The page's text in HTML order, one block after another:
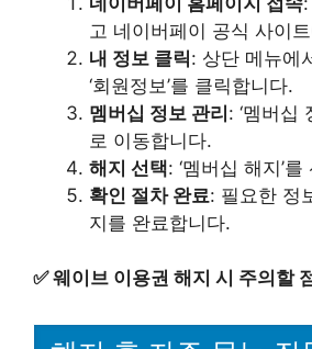
고 네이버페이 공식 사이
내 정보 클릭: 상단 메뉴에
‘회원정보’를 클릭합니다.
멤버십 정보 관리: ‘멤버십
로 이동합니다.
해지 선택: ‘멤버십 해지’
확인 절차 완료: 필요한 정
지를 완료합니다.
✅웨이브 이용권 해지 시 주의할